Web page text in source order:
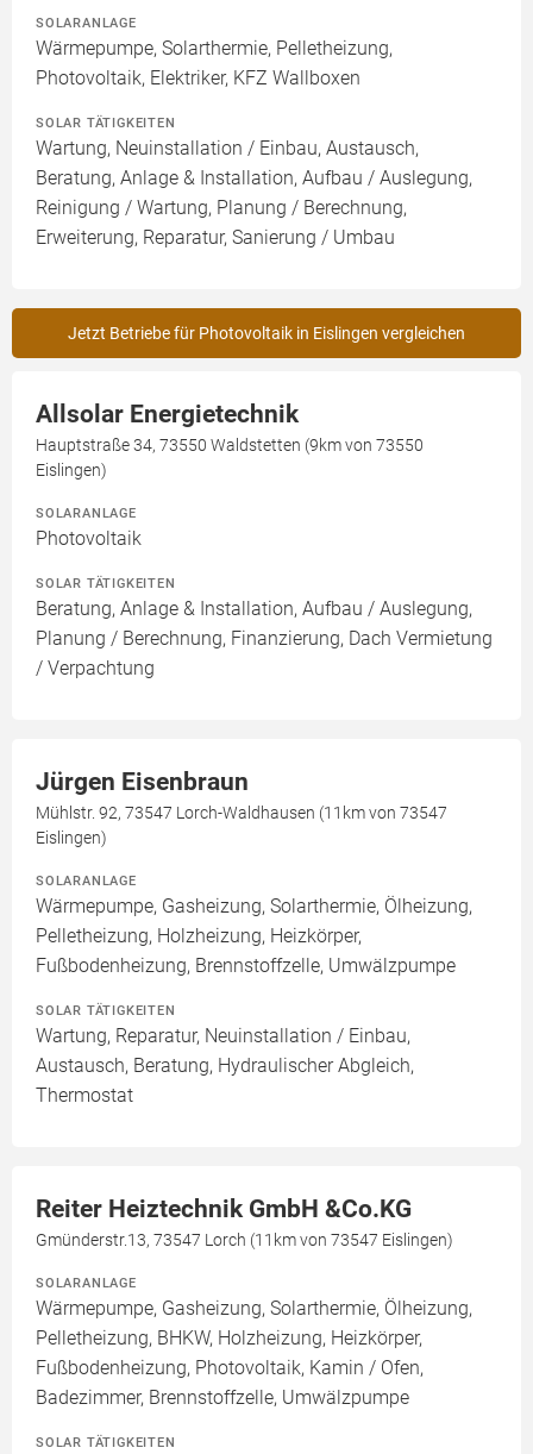
SOLARANLAGE
Wärmepumpe, Solarthermie, Pelletheizung,
Photovoltaik, Elektriker, KFZ Wallboxen
SOLAR TÄTIGKEITEN
Wartung, Neuinstallation / Einbau, Austausch,
Beratung, Anlage & Installation, Aufbau / Auslegung,
Reinigung / Wartung, Planung / Berechnung,
Erweiterung, Reparatur, Sanierung / Umbau
Jetzt Betriebe für Photovoltaik in Eislingen vergleichen
Allsolar Energietechnik
Hauptstraße 34, 73550 Waldstetten (9km von 73550
Eislingen)
SOLARANLAGE
Photovoltaik
SOLAR TÄTIGKEITEN
Beratung, Anlage & Installation, Aufbau / Auslegung,
Planung / Berechnung, Finanzierung, Dach Vermietung
/ Verpachtung
Jürgen Eisenbraun
Mühlstr. 92, 73547 Lorch-Waldhausen (11km von 73547
Eislingen)
SOLARANLAGE
Wärmepumpe, Gasheizung, Solarthermie, Ölheizung,
Pelletheizung, Holzheizung, Heizkörper,
Fußbodenheizung, Brennstoffzelle, Umwälzpumpe
SOLAR TÄTIGKEITEN
Wartung, Reparatur, Neuinstallation / Einbau,
Austausch, Beratung, Hydraulischer Abgleich,
Thermostat
Reiter Heiztechnik GmbH &Co.KG
Gmünderstr.13, 73547 Lorch (11km von 73547 Eislingen)
SOLARANLAGE
Wärmepumpe, Gasheizung, Solarthermie, Ölheizung,
Pelletheizung, BHKW, Holzheizung, Heizkörper,
Fußbodenheizung, Photovoltaik, Kamin / Ofen,
Badezimmer, Brennstoffzelle, Umwälzpumpe
SOLAR TÄTIGKEITEN